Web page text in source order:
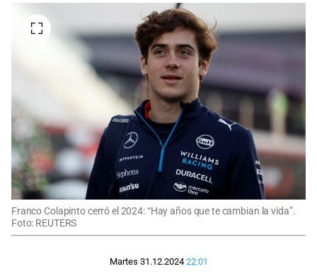
Franco Colapinto cerró el 2024: “Hay años que te cambian la vida”.
Foto: REUTERS
Martes 31.12.2024 22:01